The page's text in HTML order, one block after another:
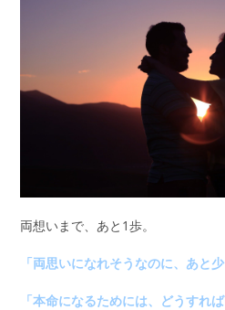
リ
両想いまで、あと1歩。
「両思いになれそうなのに、あと
「本命になるためには、どうすれば